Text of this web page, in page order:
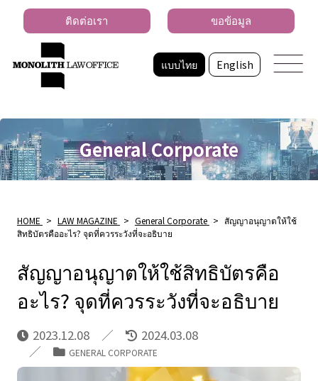
แบบไทย English
ติดต่อเรา ขอข้อมูล
General Corporate
HOME > LAW MAGAZINE > General Corporate > สัญญาอนุญาตให้ใช้
สิทธิบัตรคืออะไร? จุดที่ควรระวังที่จะอธิบาย
สัญญาอนุญาตให้ใช้สิทธิบัตรคือ
อะไร? จุดที่ควรระวังที่จะอธิบาย
2023.12.08 2024.03.08
GENERAL CORPORATE